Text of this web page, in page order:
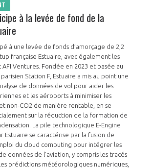
à la levée de fond de la
à une levée de fonds d’amorçage de 2,2
française Estuaire, avec également les
Ventures. Fondée en 2023 et basée au
Station F, Estuaire a mis au point une
de données de vol pour aider les
et les aéroports à minimiser les
non-CO2 de manière rentable, en se
sur la réduction de la formation de
La pile technologique E-Engine
Estuaire se caractérise par la fusion de
du cloud computing pour intégrer les
données de l’aviation, y compris les tracés
prédictions météorologiques numériques,